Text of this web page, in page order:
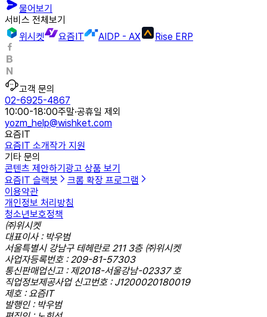
물어보기
서비스 전체보기
위시켓
요즘IT AIDP - AX Rise ERP
고객 문의
02-6925-4867
10:00-18:00주말·공휴일 제외
yozm_help@wishket.com
요즘IT
요즘IT 소개작가 지원
기타 문의
콘텐츠 제안하기 광고 상품 보기
요즘IT 슬랙봇
크롬 확장 프로그램
이용약관
개인정보 처리방침
청소년보호정책
㈜위시켓
대표이사 : 박우범
서울특별시 강남구 테헤란로 211 3층 ㈜위시켓
사업자등록번호 : 209-81-57303
통신판매업신고 : 제2018-서울강남-02337 호
직업정보제공사업 신고번호 : J1200020180019
제호 : 요즘IT
발행인 : 박우범